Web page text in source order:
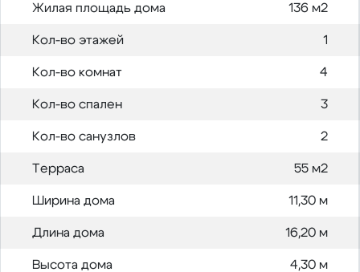
Жилая площадь дома 136 м2
Кол-во этажей 1
Кол-во комнат 4
Кол-во спален 3
Кол-во санузлов 2
Терраса 55 м2
Ширина дома 11,30 м
Длина дома 16,20 м
Высота дома 4,30 м